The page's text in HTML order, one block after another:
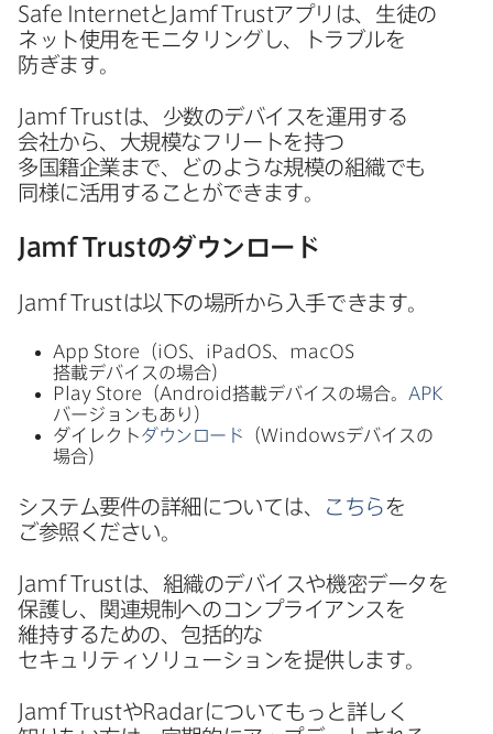
Safe Internetと Jamf Trustアプリは、​生徒の​
ネット使用を​モニタリングし、​トラブルを​
防ぎます。
Jamf Trustは、​少数の​デバイスを​運用する​
会社から、​大規模な​フリートを​持つ​
多国籍企業まで、​どのような​規模の​組織でも​
同様に​活用する​ことができます。
Jamf Trustの​ダウンロード
Jamf Trustは​以下の​場所から​入手できます。
App Store （iOS、 iPadOS、 macOS
搭載デバイスの​場合）
Play Store （Android搭載デバイスの​場合。 APK
バージョンも​あり）
ダイレクトダウンロード （Windowsデバイスの​
場合）
システム要件の​詳細に​ついては、 こちらを​
ご参照ください。
Jamf Trustは、​組織の​デバイスや​機密​データを​
保護し、​関連規制への​コンプライアンスを​
維持する​ための、​包括的な​
セキュリティソリューションを​提供します。
Jamf TrustやRadarに​ついてもっと​詳しく​